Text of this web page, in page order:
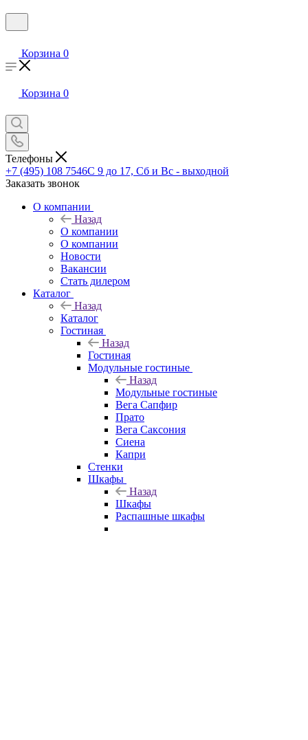
Корзина 0
Корзина 0
Телефоны
+7 (495) 108 7546С 9 до 17, Сб и Вс - выходной
Заказать звонок
О компании
Назад
О компании
О компании
Новости
Вакансии
Стать дилером
Каталог
Назад
Каталог
Гостиная
Назад
Гостиная
Модульные гостиные
Назад
Модульные гостиные
Вега Сапфир
Прато
Вега Саксония
Сиена
Капри
Стенки
Шкафы
Назад
Шкафы
Распашные шкафы